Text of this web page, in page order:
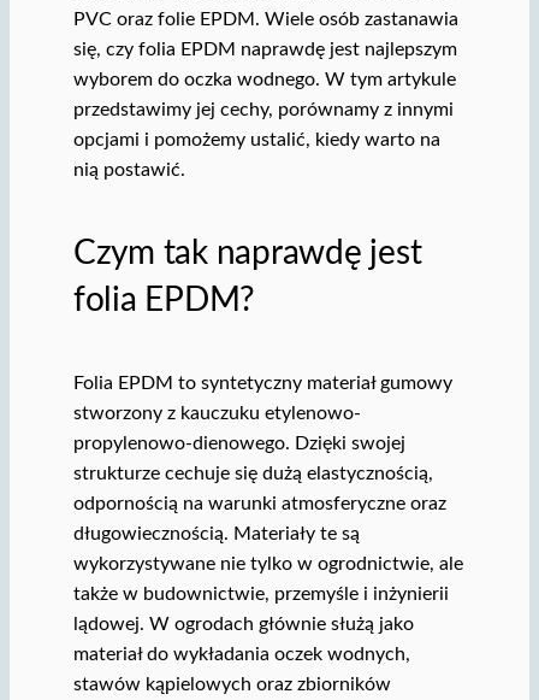
PVC oraz folie EPDM. Wiele osób zastanawia
się, czy folia EPDM naprawdę jest najlepszym
wyborem do oczka wodnego. W tym artykule
przedstawimy jej cechy, porównamy z innymi
opcjami i pomożemy ustalić, kiedy warto na
nią postawić.
Czym tak naprawdę jest
folia EPDM?
Folia EPDM to syntetyczny materiał gumowy
stworzony z kauczuku etylenowo-
propylenowo-dienowego. Dzięki swojej
strukturze cechuje się dużą elastycznością,
odpornością na warunki atmosferyczne oraz
długowiecznością. Materiały te są
wykorzystywane nie tylko w ogrodnictwie, ale
także w budownictwie, przemyśle i inżynierii
lądowej. W ogrodach głównie służą jako
materiał do wykładania oczek wodnych,
stawów kąpielowych oraz zbiorników